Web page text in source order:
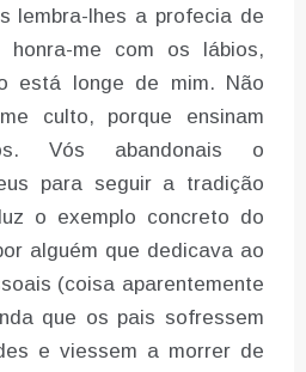
lembra-lhes a profecia de
honra-me com os lábios,
está longe de mim. Não
culto, porque ensinam
Vós abandonais o
para seguir a tradição
o exemplo concreto do
alguém que dedicava ao
(coisa aparentemente
que os pais sofressem
e viessem a morrer de